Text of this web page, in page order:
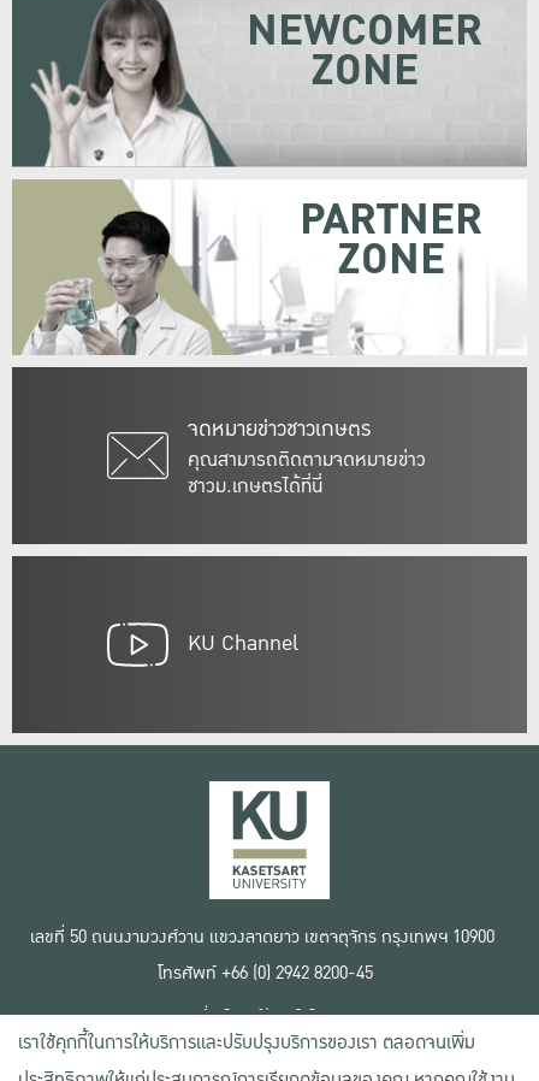
จดหมายข่าวชาวเกษตร
คุณสามารถติดตามจดหมายข่าว
ชาวม.เกษตรได้ที่นี่
NEWCOMER
ZONE
PARTNER
ZONE
KU Channel
เลขที่ 50 ถนนงามวงศ์วาน แขวงลาดยาว เขตจตุจักร กรุงเทพฯ 10900
โทรศัพท์ +66 (0) 2942 8200-45
เงื่อนไขการใช้งานเว็บไซต์
ข้อตกลงด้านสิทธิ์ใช้งาน
นโยบายความเป็นส่วนตัว
เราใช้คุกกี้ในการให้บริการและปรับปรุงบริการของเรา ตลอดจนเพิ่ม